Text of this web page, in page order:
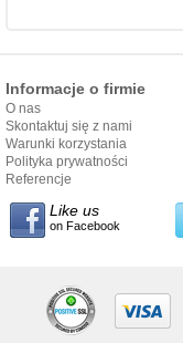
Informacje o firmie
O nas
Skontaktuj się z nami
Warunki korzystania
Polityka prywatności
Referencje
Like us
on Facebook